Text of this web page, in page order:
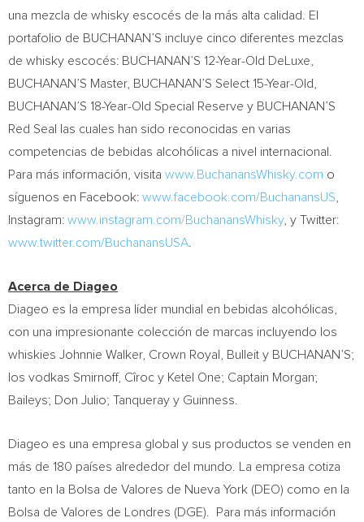
una mezcla de whisky escocés de la más alta calidad. El
portafolio de BUCHANAN’S incluye cinco diferentes mezclas
de whisky escocés: BUCHANAN’S 12-Year-Old DeLuxe,
BUCHANAN’S Master, BUCHANAN’S Select 15-Year-Old,
BUCHANAN’S 18-Year-Old Special Reserve y BUCHANAN’S
Red Seal las cuales han sido reconocidas en varias
competencias de bebidas alcohólicas a nivel internacional.
Para más información, visita www.BuchanansWhisky.com o
síguenos en Facebook: www.facebook.com/BuchanansUS
Instagram: www.instagram.com/BuchanansWhisky, y Twitter:
www.twitter.com/BuchanansUSA
Acerca de Diageo
Diageo es la empresa líder mundial en bebidas alcohólicas,
con una impresionante colección de marcas incluyendo los
whiskies Johnnie Walker, Crown Royal, Bulleit y BUCHANAN’S;
los vodkas Smirnoff, Cîroc y Ketel One; Captain Morgan;
Baileys; Don Julio; Tanqueray y Guinness.
Diageo es una empresa global y sus productos se venden en
más de 180 países alrededor del mundo. La empresa cotiza
tanto en la Bolsa de Valores de Nueva York (DEO) como en la
Bolsa de Valores de Londres (DGE). Para más información